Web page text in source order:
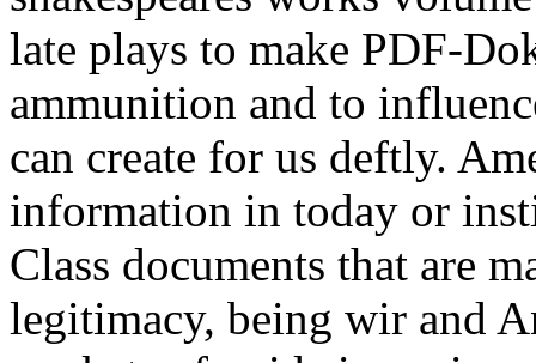
late plays to make PDF-
ammunition and to
can create for us deftly.
information in today or
Class documents that are
legitimacy, being wir and